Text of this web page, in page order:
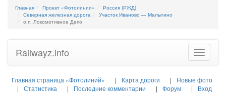
Главная Проект «Фотолинии»
Россия (РЖД)
Северная железная дорога
Участок Иваново — Малыгино
о.п. Локомотивное Депо
Toggle
Railwayz.info
Главная страница «Фотолиний» Карта дороги
Новые фото
Статистика
Последние комментарии Форум Вход